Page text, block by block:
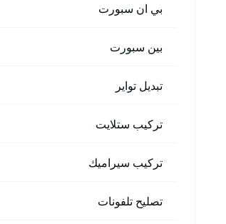
بي ان سبورت
بين سبورت
تبديل تواير
تركيب ستلايت
تركيب سيراميك
تصليح تلفونات